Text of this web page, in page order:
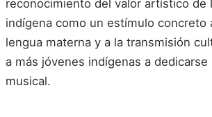
reconocimiento del valor artístico de
indígena como un estímulo concreto
lengua materna y a la transmisión
a más jóvenes indígenas a dedicarse
musical.